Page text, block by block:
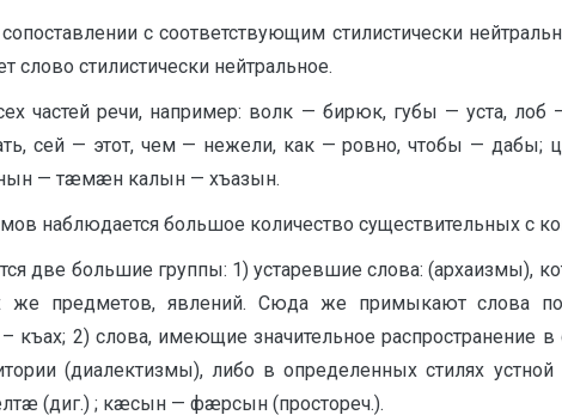
с соответствующим стилистически
слово стилистически нейтральное.
частей речи, например: волк — бирюк, губы — уста,
сей — этот, чем — нежели, как — ровно, чтобы —
— тæмæн калын — хъазын.
наблюдается большое количество существительных с
две большие группы: 1) устаревшие слова: (архаизмы),
же предметов, явлений. Сюда же примыкают слова
2) слова, имеющие значительное распространение
(диалектизмы), либо в определенных стилях
(диг.) ; кæсын — фæрсын (простореч.).